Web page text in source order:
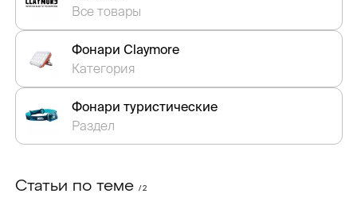
Все товары
Фонари Claymore
Категория
Фонари туристические
Раздел
Статьи по теме / 2